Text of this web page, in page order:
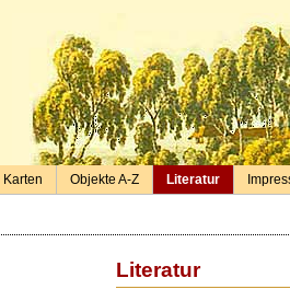
Karten Objekte A-Z Literatur
Literatur